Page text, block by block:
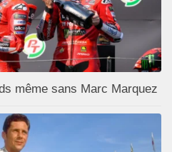
même sans Marc Marquez